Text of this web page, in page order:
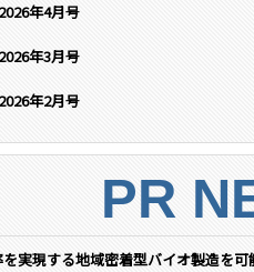
年4月号
年3月号
年2月号
PR
実現する地域密着型バイオ製造を